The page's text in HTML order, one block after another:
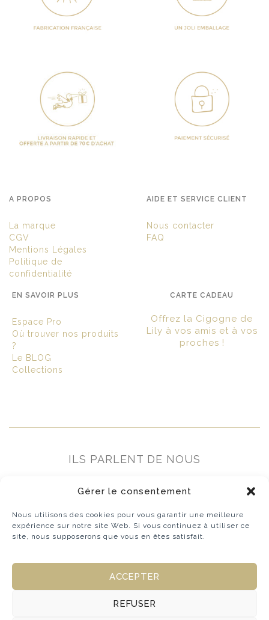
Gérer le consentement
Nous utilisons des cookies pour vous garantir une meilleure
expérience sur notre site Web. Si vous continuez à utiliser ce
site, nous supposerons que vous en êtes satisfait.
ACCEPTER
REFUSER
A PROPOS
La marque
CGV
Mentions Légales
Politique de
confidentialité
AIDE ET SERVICE CLIENT
Nous contacter
FAQ
EN SAVOIR PLUS
Espace Pro
Où trouver nos produits
?
Le BLOG
Collections
CARTE CADEAU
Offrez la Cigogne de
Lily à vos amis et à vos
proches !
ILS PARLENT DE NOUS